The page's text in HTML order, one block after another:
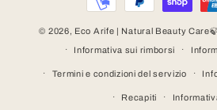
pagamento
© 2026, Eco Arife | Natural Beauty
Informativa sui rimborsi
Termini e condizioni del servizio
Recapiti